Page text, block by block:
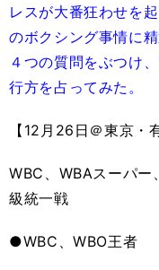
レスが大番狂わせを
のボクシング事情に
４つの質問をぶつけ
行方を占ってみた。
【12月26日＠東京・
WBC、WBAスーパー
級統一戦
●WBC、WBO王者